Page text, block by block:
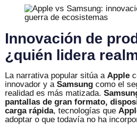
Innovación de
¿quién lidera
La narrativa popular sitúa a Apple
innovador y a Samsung como el
realidad es más matizada.
pantallas de gran formato,
carga rápida, tecnologías que
adoptar o que todavía no ha